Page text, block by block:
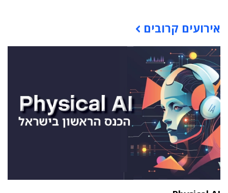
אירועים קרובים